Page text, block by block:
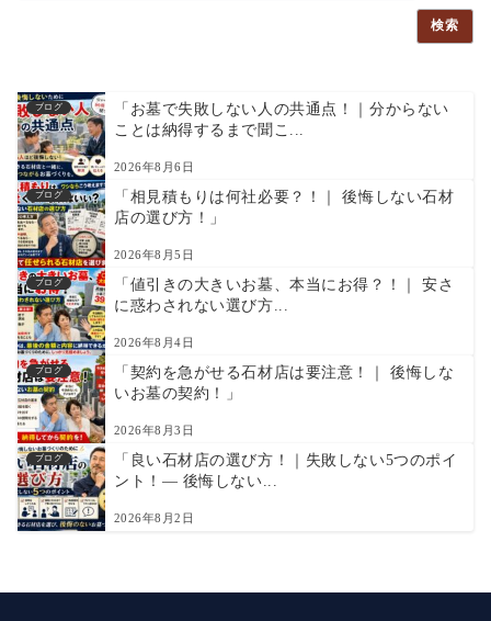
検索
ブログ
「お墓で失敗しない人の共通点！｜分からない
ことは納得するまで聞こ...
2026年8月6日
ブログ
「相見積もりは何社必要？！｜ 後悔しない石材
店の選び方！」
2026年8月5日
ブログ
「値引きの大きいお墓、本当にお得？！｜ 安さ
に惑わされない選び方...
2026年8月4日
ブログ
「契約を急がせる石材店は要注意！｜ 後悔しな
いお墓の契約！」
2026年8月3日
ブログ
「良い石材店の選び方！｜失敗しない5つのポイ
ント！― 後悔しない...
2026年8月2日